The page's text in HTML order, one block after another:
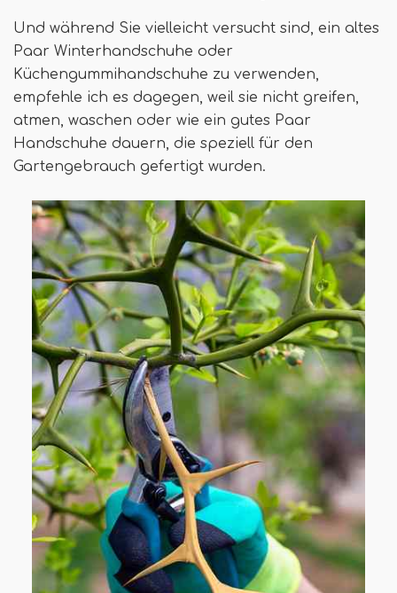
Und während Sie vielleicht versucht sind, ein altes
Paar Winterhandschuhe oder
Küchengummihandschuhe zu verwenden,
empfehle ich es dagegen, weil sie nicht greifen,
atmen, waschen oder wie ein gutes Paar
Handschuhe dauern, die speziell für den
Gartengebrauch gefertigt wurden.